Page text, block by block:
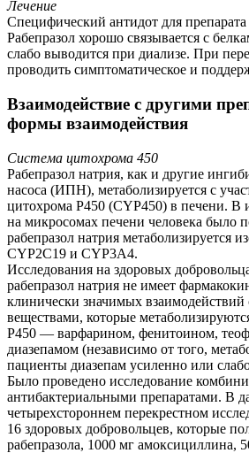
Лечение
Специфический антидот для
Рабепразол хорошо связывается с
слабо выводится при диализе. При
проводить симптоматическое и
Взаимодействие с другими
формы взаимодействия
Система цитохрома 450
Рабепразол натрия, как и другие
насоса (ИПН), метаболизируется с
цитохрома Р450 (CYP450) в печени. В
на микросомах печени человека было
рабепразол натрия метаболизируется
CYP2С19 и CYP3А4.
Исследования на здоровых
рабепразол натрия не имеет
клинически значимых взаимодействий
веществами, которые
Р450 — варфарином, фенитоином,
диазепамом (независимо от того,
пациенты диазепам усиленно или
Было проведено исследование
антибактериальными препаратами. В
четырехстороннем перекрестном
16 здоровых добровольцев, которые
рабепразола, 1000 мг амоксициллина,